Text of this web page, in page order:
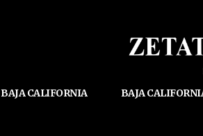
BAJA CALIFORNIA BAJA